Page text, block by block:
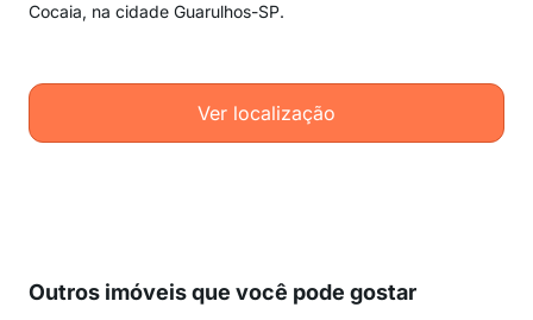
Cocaia, na cidade Guarulhos-SP.
Ver localização
Outros imóveis que você pode gostar